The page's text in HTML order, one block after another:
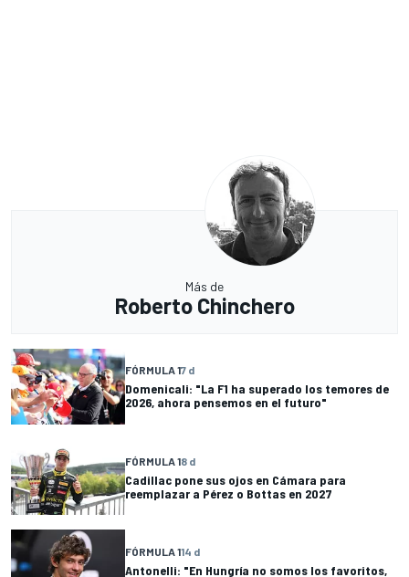
Más de
Roberto Chinchero
FÓRMULA 17 d
Domenicali: "La F1 ha superado los temores de
2026, ahora pensemos en el futuro"
FÓRMULA 18 d
Cadillac pone sus ojos en Cámara para
reemplazar a Pérez o Bottas en 2027
FÓRMULA 114 d
Antonelli: "En Hungría no somos los favoritos,